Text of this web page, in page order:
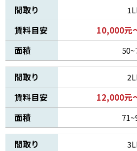
間取り
賃料目安
10,000元
面積
間取り
賃料目安
12,000元
面積
間取り